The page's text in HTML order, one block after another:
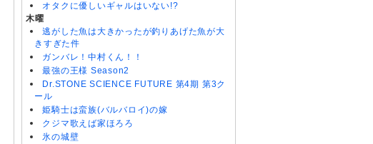
オタクに優しいギャルはいない!?
木曜
逃がした魚は大きかったが釣りあげた魚が大
きすぎた件
ガンバレ！中村くん！！
最強の王様 Season2
Dr.STONE SCIENCE FUTURE 第4期 第3ク
ール
姫騎士は蛮族(バルバロイ)の嫁
クジマ歌えば家ほろろ
氷の城壁